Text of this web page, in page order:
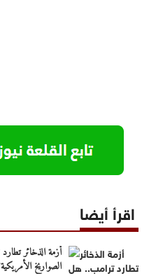
اقرأ أيضا
أزمة الذخائر
الصواريخ